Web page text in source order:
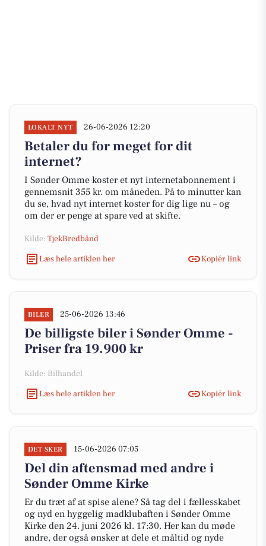
LOKALT NYT 26-06-2026 12:20
Betaler du for meget for dit
internet?
I Sønder Omme koster et nyt internetabonnement i
gennemsnit 355 kr. om måneden. På to minutter kan
du se, hvad nyt internet koster for dig lige nu – og
om der er penge at spare ved at skifte.
Kilde: TjekBredbånd
Læs hele artiklen her
Kopiér link
BILER 25-06-2026 13:46
De billigste biler i Sønder Omme -
Priser fra 19.900 kr
Kilde: Bilhandel
Læs hele artiklen her
Kopiér link
DET SKER 15-06-2026 07:05
Del din aftensmad med andre i
Sønder Omme Kirke
Er du træt af at spise alene? Så tag del i fællesskabet
og nyd en hyggelig madklubaften i Sønder Omme
Kirke den 24. juni 2026 kl. 17:30. Her kan du møde
andre, der også ønsker at dele et måltid og nyde